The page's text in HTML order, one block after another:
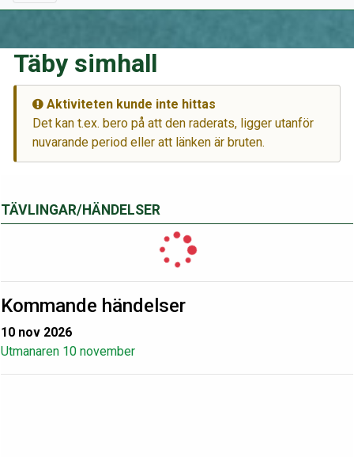
TÄVLINGAR/HÄNDELSER
Kommande händelser
10 nov 2026
Utmanaren 10 november
Täby simhall
Aktiviteten kunde inte hittas
Det kan t.ex. bero på att den raderats, ligger utanför
nuvarande period eller att länken är bruten.